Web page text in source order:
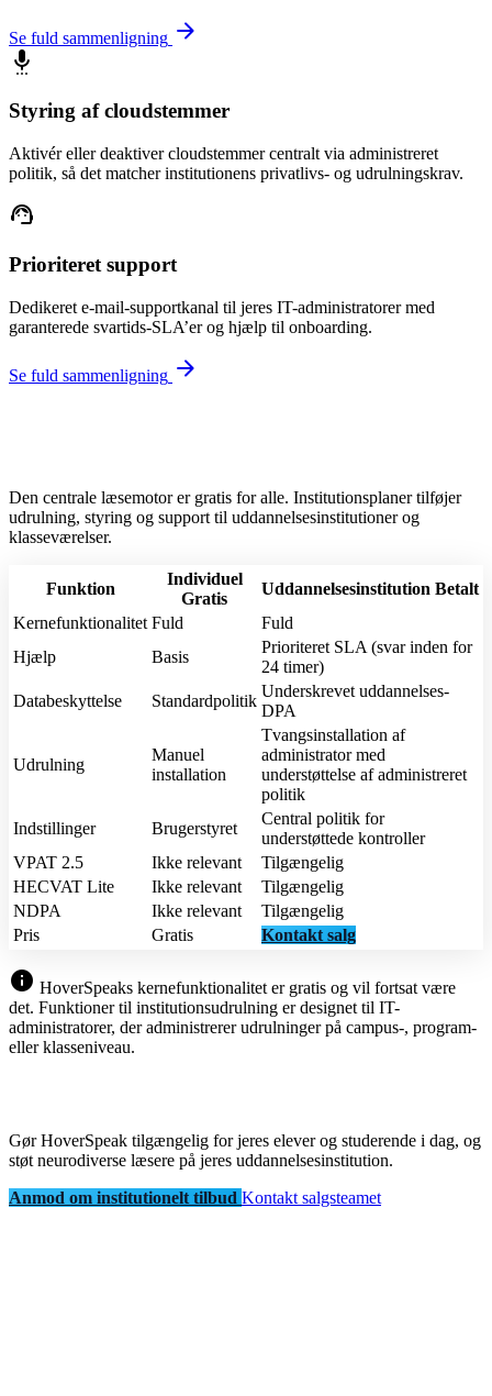
Se fuld sammenligning arrow_forward
settings_voice
Styring af cloudstemmer
Aktivér eller deaktiver cloudstemmer centralt via administreret
politik, så det matcher institutionens privatlivs- og udrulningskrav.
support_agent
Prioriteret support
Dedikeret e-mail-supportkanal til jeres IT-administratorer med
garanterede svartids-SLA’er og hjælp til onboarding.
Se fuld sammenligning arrow_forward
Den centrale læsemotor er gratis for alle. Institutionsplaner tilføjer
udrulning, styring og support til uddannelsesinstitutioner og
klasseværelser.
Funktion
Individuel
Gratis
Uddannelsesinstitution Betalt
Kernefunktionalitet Fuld
Fuld
Hjælp
Basis
Prioriteret SLA (svar inden for
24 timer)
Databeskyttelse
Standardpolitik
Underskrevet uddannelses-
DPA
Udrulning
Manuel
installation
Tvangsinstallation af
administrator med
understøttelse af administreret
politik
Indstillinger
Brugerstyret
Central politik for
understøttede kontroller
VPAT 2.5
Ikke relevant
Tilgængelig
HECVAT Lite
Ikke relevant
Tilgængelig
NDPA
Ikke relevant
Tilgængelig
Pris
Gratis Kontakt salg
info HoverSpeaks kernefunktionalitet er gratis og vil fortsat være
det. Funktioner til institutionsudrulning er designet til IT-
administratorer, der administrerer udrulninger på campus-, program-
eller klasseniveau.
Gør HoverSpeak tilgængelig for jeres elever og studerende i dag, og
støt neurodiverse læsere på jeres uddannelsesinstitution.
Anmod om institutionelt tilbud Kontakt salgsteamet